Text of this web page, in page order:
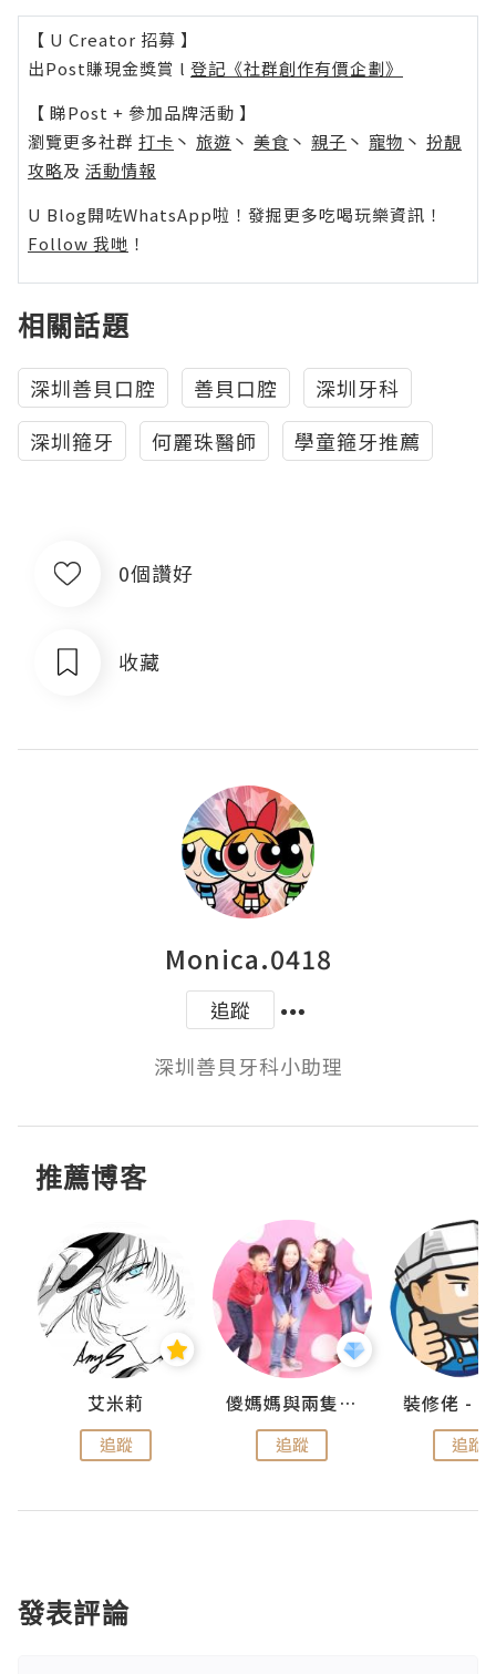
【 U Creator 招募 】
出Post賺現金獎賞 l 登記《社群創作有價企劃》
【 睇Post + 參加品牌活動 】
瀏覽更多社群 打卡 丶 旅遊 丶 美食 丶 親子 丶 寵物 丶 扮靚
攻略及 活動情報
U Blog開咗WhatsApp啦！發掘更多吃喝玩樂資訊！
Follow 我哋 ！
相關話題
深圳善貝口腔 善貝口腔
深圳牙科
深圳箍牙
何麗珠醫師 學童箍牙推薦
0個讚好
收藏
Monica.0418
追蹤
深圳善貝牙科小助理
推薦博客
艾米莉
追蹤
儍媽媽與兩隻小魔怪之家
追蹤 追蹤
發表評論